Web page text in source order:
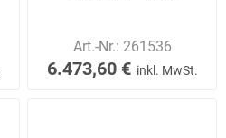
Art.-Nr.: 261536
6.473,60 € inkl. MwSt.